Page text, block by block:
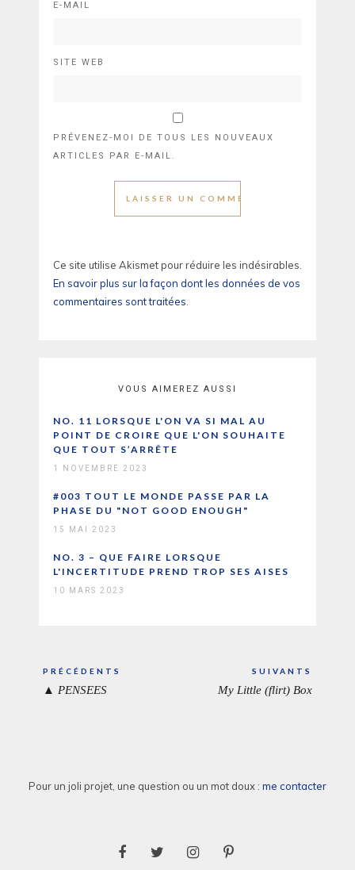
E-MAIL
SITE WEB
PRÉVENEZ-MOI DE TOUS LES NOUVEAUX
ARTICLES PAR E-MAIL.
Ce site utilise Akismet pour réduire les indésirables.
En savoir plus sur la façon dont les données de vos
commentaires sont traitées
VOUS AIMEREZ AUSSI
NO. 11 LORSQUE L'ON VA SI MAL AU
POINT DE CROIRE QUE L'ON SOUHAITE
QUE TOUT S’ARRÊTE
1 NOVEMBRE 2023
#003 TOUT LE MONDE PASSE PAR LA
PHASE DU "NOT GOOD ENOUGH"
15 MAI 2023
NO. 3 – QUE FAIRE LORSQUE
L'INCERTITUDE PREND TROP SES AISES
10 MARS 2023
Navigation
PRÉCÉDENTS
ARTICLE
▲ PENSEES
SUIVANTS
My Little (flirt) Box
Pour un joli projet, une question ou un mot doux : me contacter